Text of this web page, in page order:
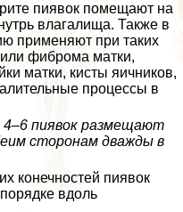
пиявок помещают на
влагалища. Также в
применяют при таких
фиброма матки,
матки, кисты яичников,
процессы в
4–6 пиявок размещают
сторонам дважды в
конечностей пиявок
вдоль